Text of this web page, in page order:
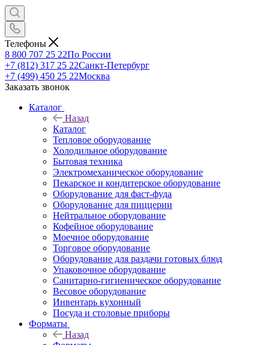
Телефоны
8 800 707 25 22По России
+7 (812) 317 25 22Санкт-Петербург
+7 (499) 450 25 22Москва
Заказать звонок
Каталог
Назад
Каталог
Тепловое оборудование
Холодильное оборудование
Бытовая техника
Электромеханическое оборудование
Пекарское и кондитерское оборудование
Оборудование для фаст-фуда
Оборудование для пиццерии
Нейтральное оборудование
Кофейное оборудование
Моечное оборудование
Торговое оборудование
Оборудование для раздачи готовых блюд
Упаковочное оборудование
Санитарно-гигиеническое оборудование
Весовое оборудование
Инвентарь кухонный
Посуда и столовые приборы
Форматы
Назад